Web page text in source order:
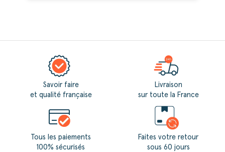
Savoir faire
et qualité française
Tous les paiements
100% sécurisés
Livraison
sur toute la France
Faites votre retour
sous 60 jours